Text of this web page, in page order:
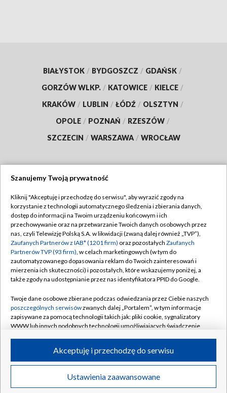
BIAŁYSTOK / BYDGOSZCZ / GDAŃSK /
GORZÓW WLKP. / KATOWICE / KIELCE /
KRAKÓW / LUBLIN / ŁÓDŹ / OLSZTYN /
OPOLE / POZNAŃ / RZESZÓW /
SZCZECIN / WARSZAWA / WROCŁAW
TVP
Abonament TVP
Emisja w TVP
Centrum informacji TVP
Naziemna Telewizja Cyfrowa
Rada Programowa
System NOS
Informacje o nadawcy
Program dla prasy
Ogłoszenie przetargowe
Regulamin TVP
Polityka prywatności
Moje zgody
Pomoc
Kontakt
Kanały
©2026 Telewizja Polska S.A. w likwidacji
Szanujemy Twoją prywatność
Kliknij "Akceptuję i przechodzę do serwisu", aby wyrazić zgody na
korzystanie z technologii automatycznego śledzenia i zbierania danych,
dostęp do informacji na Twoim urządzeniu końcowym i ich
przechowywanie oraz na przetwarzanie Twoich danych osobowych przez
nas, czyli Telewizję Polską S.A. w likwidacji (zwaną dalej również „TVP”),
Zaufanych Partnerów z IAB* (1201 firm) oraz pozostałych Zaufanych
Partnerów TVP (93 firm), w celach marketingowych (w tym do
zautomatyzowanego dopasowania reklam do Twoich zainteresowań i
mierzenia ich skuteczności) i pozostałych, które wskazujemy poniżej, a
także zgody na udostępnianie przez nas identyfikatora PPID do Google.
Twoje dane osobowe zbierane podczas odwiedzania przez Ciebie naszych
poszczególnych serwisówzwanych dalej „Portalem”, w tym informacje
zapisywane za pomocą technologii takich jak: pliki cookie, sygnalizatory
WWW lub innych podobnych technologii umożliwiających świadczenie
ruchu w Internecie.
Twoje dane osobowe zbierane podczas odwiedzania przez Ciebie
poszczególnych serwisówna Portalu, takie jak adresy IP, identyfikatory
Ustawienia zaawansowane
Akceptuję i przechodzę do serwisu